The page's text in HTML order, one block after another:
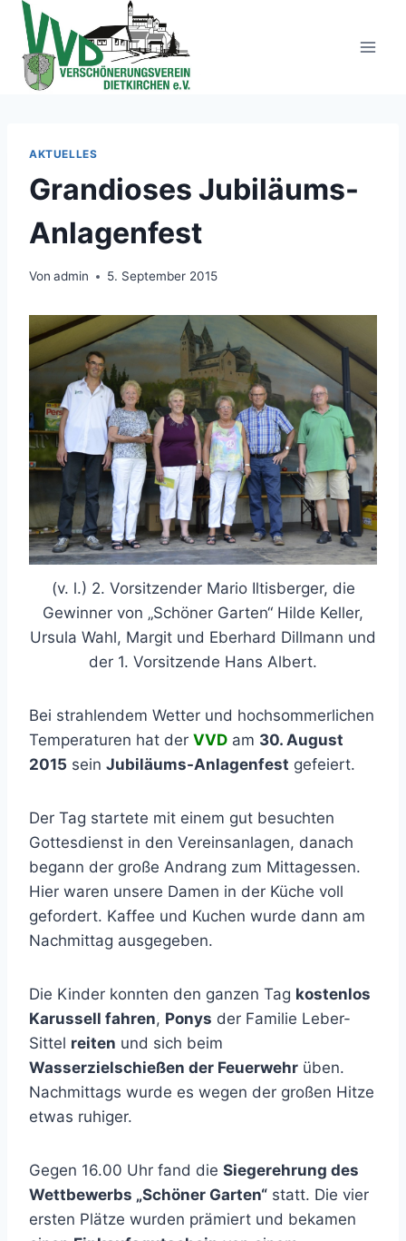
Zum
Inhalt
springen
AKTUELLES
Grandioses Jubiläums-
Anlagenfest
Von admin 5. September 2015
(v. l.) 2. Vorsitzender Mario Iltisberger, die
Gewinner von „Schöner Garten“ Hilde Keller,
Ursula Wahl, Margit und Eberhard Dillmann und
der 1. Vorsitzende Hans Albert.
Bei strahlendem Wetter und hochsommerlichen
Temperaturen hat der VVD am 30. August
2015 sein Jubiläums-Anlagenfest gefeiert.
Der Tag startete mit einem gut besuchten
Gottesdienst in den Vereinsanlagen, danach
begann der große Andrang zum Mittagessen.
Hier waren unsere Damen in der Küche voll
gefordert. Kaffee und Kuchen wurde dann am
Nachmittag ausgegeben.
Die Kinder konnten den ganzen Tag kostenlos
Karussell fahren, Ponys der Familie Leber-
Sittel reiten und sich beim
Wasserzielschießen der Feuerwehr üben.
Nachmittags wurde es wegen der großen Hitze
etwas ruhiger.
Gegen 16.00 Uhr fand die Siegerehrung des
Wettbewerbs „Schöner Garten“ statt. Die vier
ersten Plätze wurden prämiert und bekamen